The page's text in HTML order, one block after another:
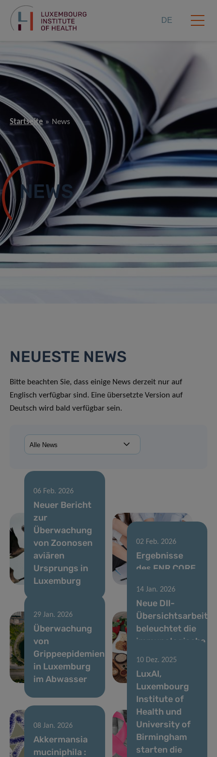
DE
Startseite News
NEWS
NEUESTE NEWS
Bitte beachten Sie, dass einige News derzeit nur auf
Englisch verfügbar sind. Eine übersetzte Version auf
Deutsch wird bald verfügbar sein.
06 Feb. 2026
Neuer Bericht
zur
Überwachung
von Zoonosen
aviären
Ursprungs in
Luxemburg
02 Feb. 2026
Ergebnisse
des FNR CORE
29 Jan. 2026
Überwachung
von
Grippeepidemien
in Luxemburg
im Abwasser
14 Jan. 2026
Neue DII-
Übersichtsarbeit
beleuchtet die
immunologische
zugrunde liegt
08 Jan. 2026
Akkermansia
muciniphila :
17 Dez. 2025
VENUSCANCER:
Förderung des
globalen
Verständnisses
der
Versorgung
10 Dez. 2025
LuxAI,
Luxembourg
Institute of
Health und
University of
Birmingham
starten die